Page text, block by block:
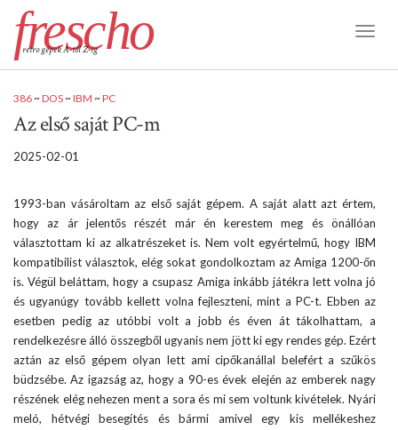
frescho
retro gépek A-tól Z-ig
386~DOS~IBM ~PC
Az első saját PC-m
2025-02-01
1993-ban vásároltam az első saját gépem. A saját alatt azt értem,
hogy az ár jelentős részét már én kerestem meg és önállóan
választottam ki az alkatrészeket is. Nem volt egyértelmű, hogy IBM
kompatibilist választok, elég sokat gondolkoztam az Amiga 1200-őn
is. Végül beláttam, hogy a csupasz Amiga inkább játékra lett volna jó
és ugyanúgy tovább kellett volna fejleszteni, mint a PC-t. Ebben az
esetben pedig az utóbbi volt a jobb és éven át tákolhattam, a
rendelkezésre álló összegből ugyanis nem jött ki egy rendes gép. Ezért
aztán az első gépem olyan lett ami cipőkanállal belefért a szűkös
büdzsébe. Az igazság az, hogy a 90-es évek elején az emberek nagy
részének elég nehezen ment a sora és mi sem voltunk kivételek. Nyári
meló, hétvégi besegítés és bármi amivel egy kis mellékeshez